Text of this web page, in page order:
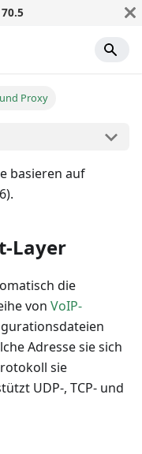
70.5
Proxy
basieren auf
Layer
die
von VoIP-
Adresse sie sich
sie
UDP-, TCP- und